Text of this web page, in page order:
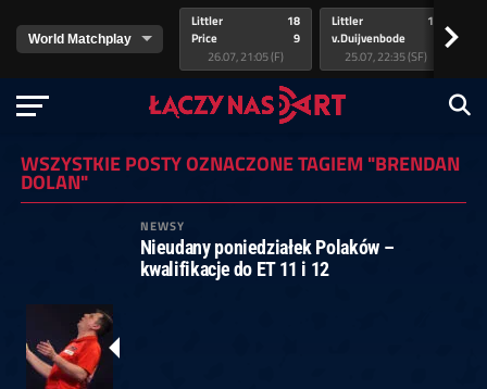
Littler
Price
18
9
26.07, 21:05 (F)
Littler
v.Duijvenbode
17
25.07, 22:35 (SF)
>
WSZYSTKIE POSTY OZNACZONE TAGIEM "BRENDAN
DOLAN"
NEWSY
Nieudany poniedziałek Polaków –
kwalifikacje do ET 11 i 12